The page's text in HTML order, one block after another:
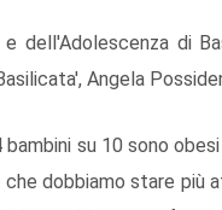
dell'Adolescenza di
Angela
su 10 sono
dobbiamo stare più